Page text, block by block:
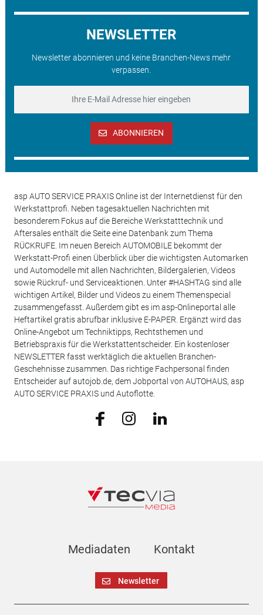
NEWSLETTER
Newsletter abonnieren und keine Branchen-News mehr
verpassen.
ABONNIEREN
asp AUTO SERVICE PRAXIS Online ist der Internetdienst für den
Werkstattprofi. Neben tagesaktuellen Nachrichten mit
besonderem Fokus auf die Bereiche Werkstatttechnik und
Aftersales enthält die Seite eine Datenbank zum Thema
RÜCKRUFE. Im neuen Bereich AUTOMOBILE bekommt der
Werkstatt-Profi einen Überblick über die wichtigsten Automarken
und Automodelle mit allen Nachrichten, Bildergalerien, Videos
sowie Rückruf- und Serviceaktionen. Unter #HASHTAG sind alle
wichtigen Artikel, Bilder und Videos zu einem Themenspecial
zusammengefasst. Außerdem gibt es im asp-Onlineportal alle
Heftartikel gratis abrufbar inklusive E-PAPER. Ergänzt wird das
Online-Angebot um Techniktipps, Rechtsthemen und
Betriebspraxis für die Werkstattentscheider. Ein kostenloser
NEWSLETTER fasst werktäglich die aktuellen Branchen-
Geschehnisse zusammen. Das richtige Fachpersonal finden
Entscheider auf autojob.de, dem Jobportal von AUTOHAUS, asp
AUTO SERVICE PRAXIS und Autoflotte.
Mediadaten Kontakt
Newsletter